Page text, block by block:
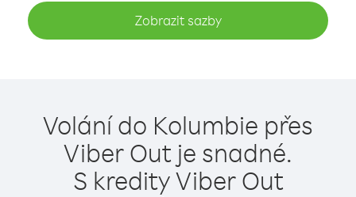
Zobrazit sazby
Volání do Kolumbie přes
Viber Out je snadné.
S kredity Viber Out